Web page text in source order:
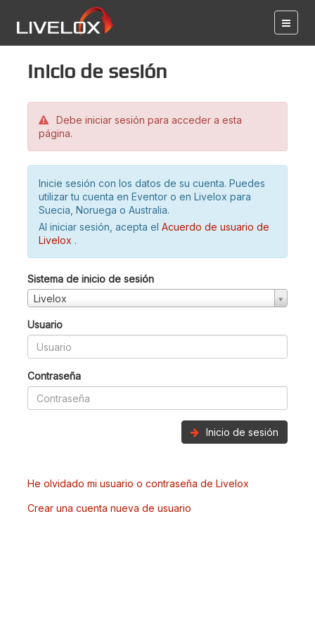
Inicio de sesión
Debe iniciar sesión para acceder a esta
página.
Inicie sesión con los datos de su cuenta. Puedes
utilizar tu cuenta en Eventor o en Livelox para
Suecia, Noruega o Australia.
Al iniciar sesión, acepta el Acuerdo de usuario de
Livelox .
Sistema de inicio de sesión
Livelox
Usuario
Contraseña
Inicio de sesión
He olvidado mi usuario o contraseña de Livelox
Crear una cuenta nueva de usuario